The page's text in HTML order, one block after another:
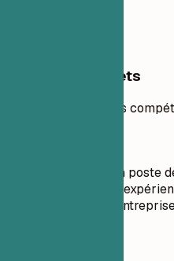
Exemples concrets
Mettez en valeur les
Objectif : Obtenir un poste
pourrai utiliser mon
pour bénéficier à